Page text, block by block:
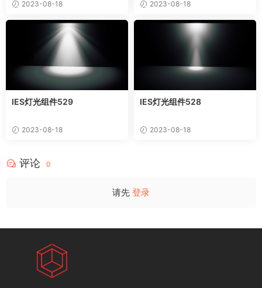
2023-08-18 2023-08-18
IES灯光组件529
2023-08-18
IES灯光组件528
2023-08-18
评论 0
请先 登录